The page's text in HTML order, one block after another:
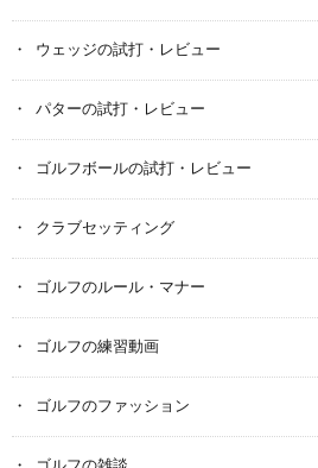
ウェッジの試打・レビュー
パターの試打・レビュー
ゴルフボールの試打・レビュー
クラブセッティング
ゴルフのルール・マナー
ゴルフの練習動画
ゴルフのファッション